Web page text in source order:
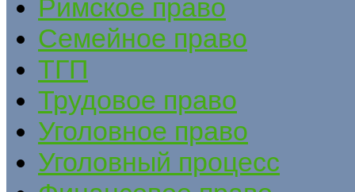
Римское право
Семейное право
ТГП
Трудовое право
Уголовное право
Уголовный процесс